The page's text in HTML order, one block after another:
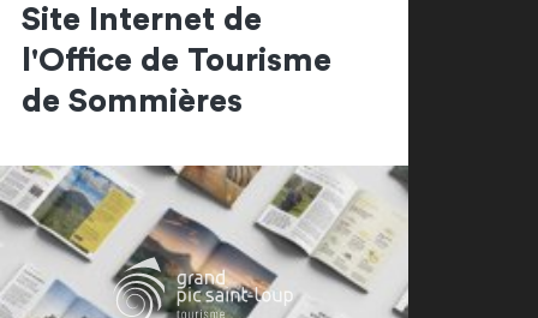
Site Internet de
l'Office de Tourisme
de Sommières